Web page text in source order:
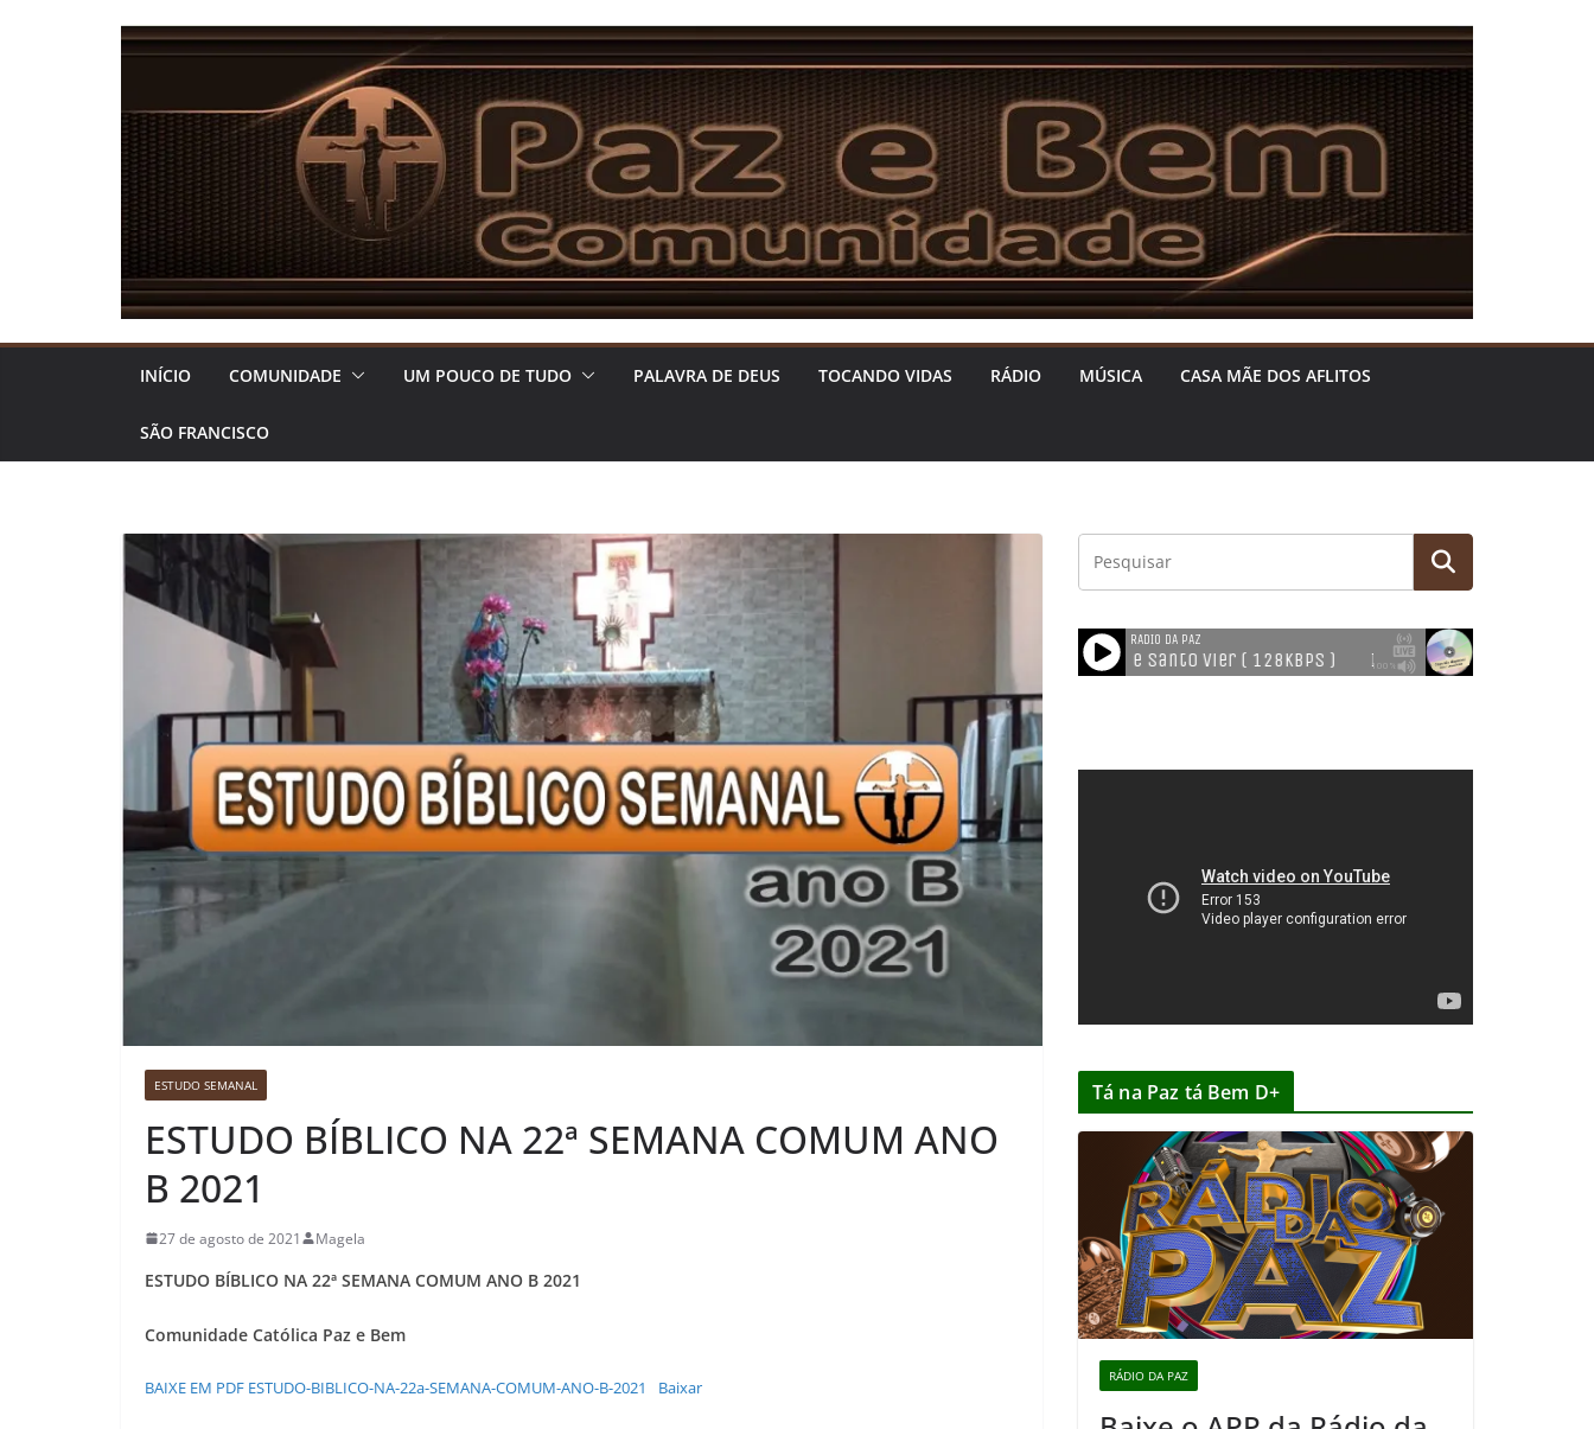
INÍCIO COMUNIDADE UM POUCO DE TUDO PALAVRA DE DEUS TOCANDO VIDAS RÁDIO MÚSICA CASA MÃE DOS AFLITOS
SÃO FRANCISCO
ESTUDO SEMANAL
ESTUDO BÍBLICO NA 22ª SEMANA COMUM ANO
B 2021
27 de agosto de 2021 Magela
ESTUDO BÍBLICO NA 22ª SEMANA COMUM ANO B 2021
Comunidade Católica Paz e Bem
BAIXE EM PDF ESTUDO-BIBLICO-NA-22a-SEMANA-COMUM-ANO-B-2021 Baixar
Tá na Paz tá Bem D+
RÁDIO DA PAZ